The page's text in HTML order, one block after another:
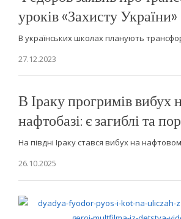
уроків «Захисту України»
В українських школах планують
27.12.2023
В Іраку прогримів вибух
нафтобазі: є загиблі та
На півдні Іраку стався вибух на
26.10.2025